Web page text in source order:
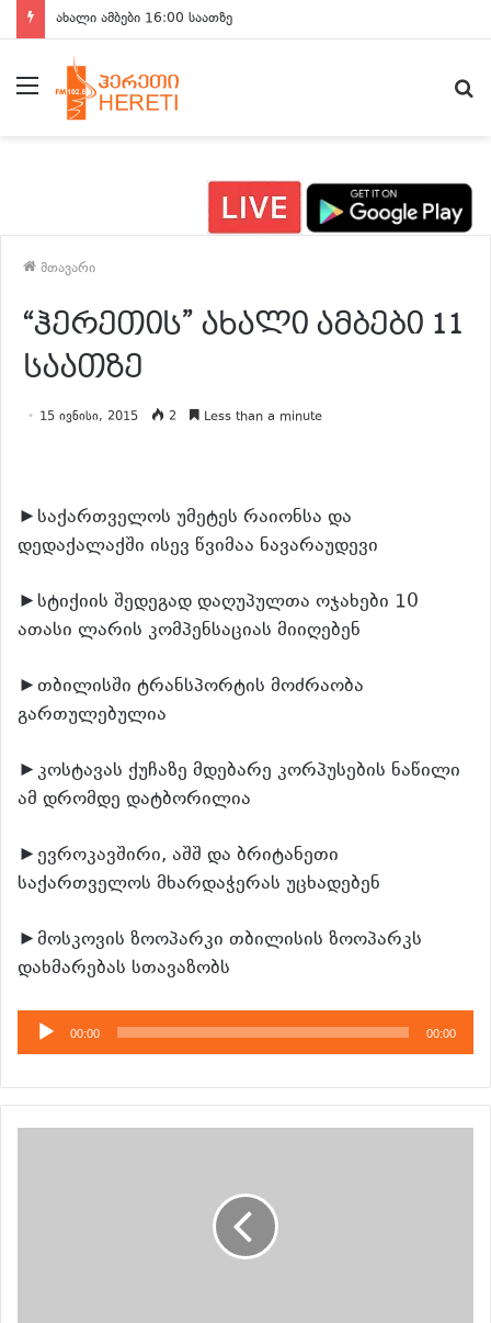
ახალი ამბები 16:00 საათზე
მენიუ
მთავარი
“ჰერეთის” ახალი ამბები 11
საათზე
15 ივნისი, 2015 2 Less than a minute
►საქართველოს უმეტეს რაიონსა და
დედაქალაქში ისევ წვიმაა ნავარაუდევი
►სტიქიის შედეგად დაღუპულთა ოჯახები 10
ათასი ლარის კომპენსაციას მიიღებენ
►თბილისში ტრანსპორტის მოძრაობა
გართულებულია
►კოსტავას ქუჩაზე მდებარე კორპუსების ნაწილი
ამ დრომდე დატბორილია
►ევროკავშირი, აშშ და ბრიტანეთი
საქართველოს მხარდაჭერას უცხადებენ
►მოსკოვის ზოოპარკი თბილისის ზოოპარკს
დახმარებას სთავაზობს
აუდიო
დამკვრელი
00:00 00:00